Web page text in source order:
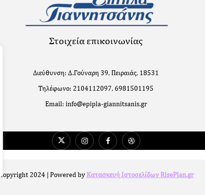
Στοιχεία επικοινωνίας
Διεύθυνση: Δ.Γούναρη 39, Πειραιάς, 18531
Τηλέφωνο: 2104112097, 6981501195
Email: info@epipla-giannitsanis.gr
Copyright 2024 | Powered by Κατασκευή Ιστοσελίδων RisePlan.gr